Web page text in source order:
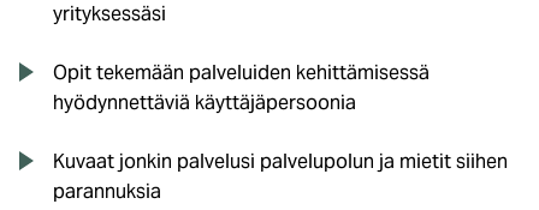
yrityksessäsi
Opit tekemään palveluiden kehittämisessä
hyödynnettäviä käyttäjäpersoonia
Kuvaat jonkin palvelusi palvelupolun ja mietit siihen
parannuksia